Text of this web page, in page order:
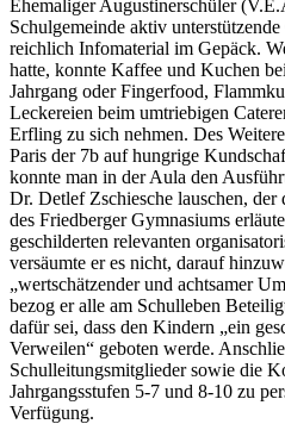
Ehemaliger Augustinerschüler
Schulgemeinde aktiv
reichlich Infomaterial im Gepäck.
hatte, konnte Kaffee und Kuchen
Jahrgang oder Fingerfood,
Leckereien beim umtriebigen
Erfling zu sich nehmen. Des
Paris der 7b auf hungrige
konnte man in der Aula den
Dr. Detlef Zschiesche lauschen,
des Friedberger Gymnasiums
geschilderten relevanten
versäumte er es nicht, darauf
„wertschätzender und achtsamer
bezog er alle am Schulleben
dafür sei, dass den Kindern „ein
Verweilen“ geboten werde.
Schulleitungsmitglieder sowie die
Jahrgangsstufen 5-7 und 8-10 zu
Verfügung.